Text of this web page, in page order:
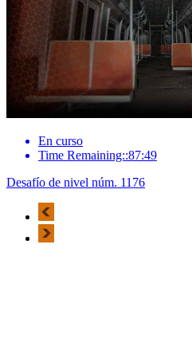
En curso
Time Remaining::87:49
Desafío de nivel núm. 1176